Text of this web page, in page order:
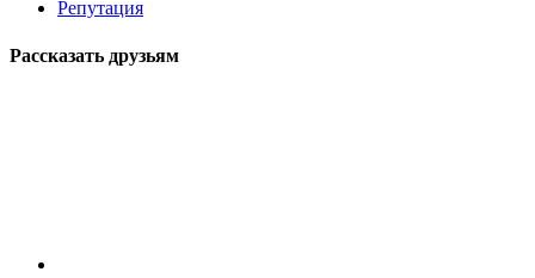
Репутация
Рассказать друзьям